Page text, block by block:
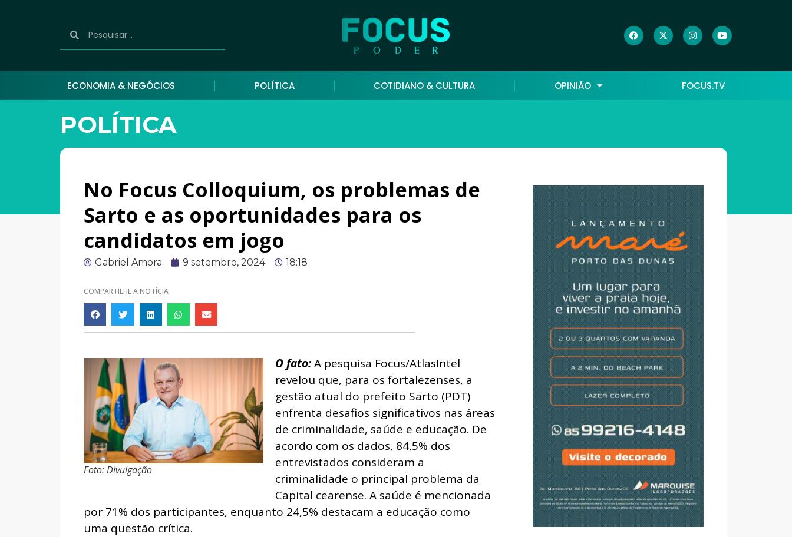
ECONOMIA & NEGÓCIOS POLÍTICA COTIDIANO & CULTURA OPINIÃO FOCUS.TV
POLÍTICA
No Focus Colloquium, os problemas de
Sarto e as oportunidades para os
candidatos em jogo
Gabriel Amora 9 setembro, 2024 18:18
COMPARTILHE A NOTÍCIA
Foto: Divulgação
O fato:A pesquisa Focus/AtlasIntel
revelou que, para os fortalezenses, a
gestão atual do prefeito Sarto (PDT)
enfrenta desafios significativos nas áreas
de criminalidade, saúde e educação. De
acordo com os dados, 84,5% dos
entrevistados consideram a
criminalidade o principal problema da
Capital cearense. A saúde é mencionada
por 71% dos participantes, enquanto 24,5% destacam a educação como
uma questão crítica.